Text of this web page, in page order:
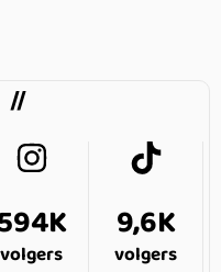
volgers
9,6K
volgers